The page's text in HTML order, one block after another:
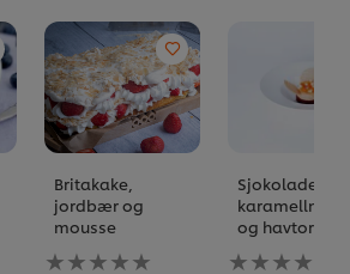
Britakake,
jordbær og
mousse
Ingen
og havtorn
Ingen